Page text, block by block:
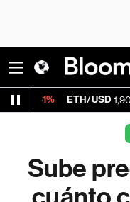
ETH/USD 1,907.10 -
Sube